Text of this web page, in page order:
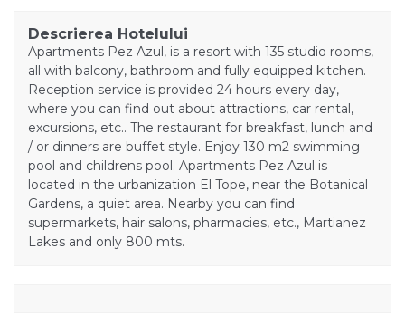
Descrierea Hotelului
Apartments Pez Azul, is a resort with 135 studio rooms,
all with balcony, bathroom and fully equipped kitchen.
Reception service is provided 24 hours every day,
where you can find out about attractions, car rental,
excursions, etc.. The restaurant for breakfast, lunch and
/ or dinners are buffet style. Enjoy 130 m2 swimming
pool and childrens pool. Apartments Pez Azul is
located in the urbanization El Tope, near the Botanical
Gardens, a quiet area. Nearby you can find
supermarkets, hair salons, pharmacies, etc., Martianez
Lakes and only 800 mts.